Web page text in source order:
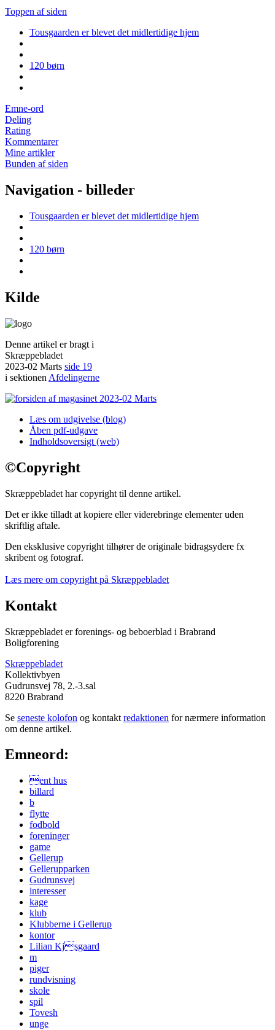
Toppen af siden
Tousgaarden er blevet det midlertidige hjem
120 børn
Emne-ord
Deling
Rating
Kommentarer
Mine artikler
Bunden af siden
Navigation - billeder
Tousgaarden er blevet det midlertidige hjem
120 børn
Kilde
Denne artikel er bragt i
Skræppebladet
2023-02 Marts side 19
i sektionen Afdelingerne
Læs om udgivelse (blog)
Åben pdf-udgave
Indholdsoversigt (web)
©Copyright
Skræppebladet har copyright til denne artikel.
Det er ikke tilladt at kopiere eller viderebringe elementer uden
skriftlig aftale.
Den eksklusive copyright tilhører de originale bidragsydere fx
skribent og fotograf.
Læs mere om copyright på Skræppebladet
Kontakt
Skræppebladet er forenings- og beboerblad i Brabrand
Boligforening
Skræppebladet
Kollektivbyen
Gudrunsvej 78, 2.-3.sal
8220 Brabrand
Se seneste kolofon og kontakt redaktionen for nærmere information
om denne artikel.
Emneord:
ent hus
billard
b
flytte
fodbold
foreninger
game
Gellerup
Gellerupparken
Gudrunsvej
interesser
kage
klub
Klubberne i Gellerup
kontor
Lilian Kjsgaard
m
piger
rundvisning
skole
spil
Tovesh
unge